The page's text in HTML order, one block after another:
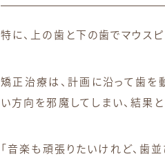
特に、上の歯と下の歯でマウス
矯正治療は、計画に沿って歯を
い方向を邪魔してしまい、結果
「音楽も頑張りたいけれど、歯